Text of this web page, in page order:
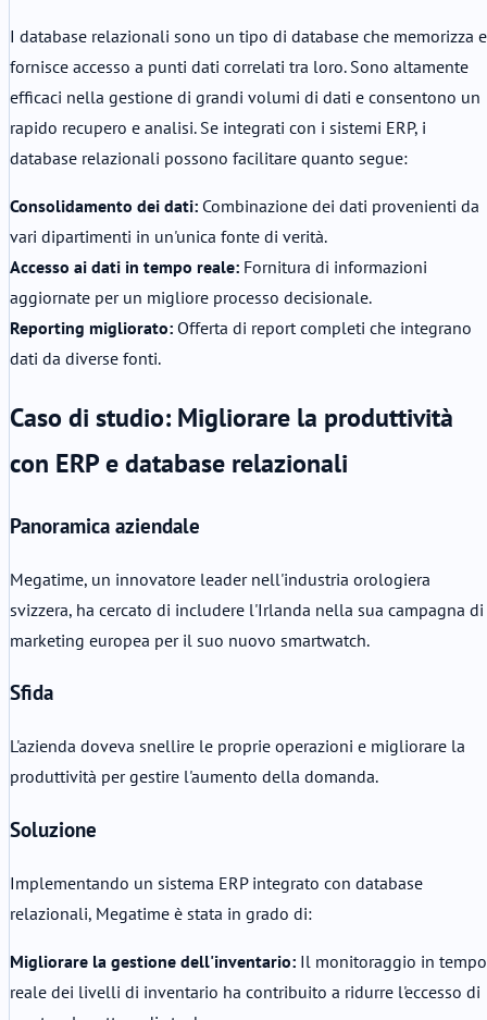
I database relazionali sono un tipo di database che memorizza e
fornisce accesso a punti dati correlati tra loro. Sono altamente
efficaci nella gestione di grandi volumi di dati e consentono un
rapido recupero e analisi. Se integrati con i sistemi ERP, i
database relazionali possono facilitare quanto segue:
Consolidamento dei dati: Combinazione dei dati provenienti da
vari dipartimenti in un'unica fonte di verità.
Accesso ai dati in tempo reale: Fornitura di informazioni
aggiornate per un migliore processo decisionale.
Reporting migliorato: Offerta di report completi che integrano
dati da diverse fonti.
Caso di studio: Migliorare la produttività
con ERP e database relazionali
Panoramica aziendale
Megatime, un innovatore leader nell'industria orologiera
svizzera, ha cercato di includere l'Irlanda nella sua campagna di
marketing europea per il suo nuovo smartwatch.
Sfida
L'azienda doveva snellire le proprie operazioni e migliorare la
produttività per gestire l'aumento della domanda.
Soluzione
Implementando un sistema ERP integrato con database
relazionali, Megatime è stata in grado di:
Migliorare la gestione dell'inventario: Il monitoraggio in tempo
reale dei livelli di inventario ha contribuito a ridurre l'eccesso di